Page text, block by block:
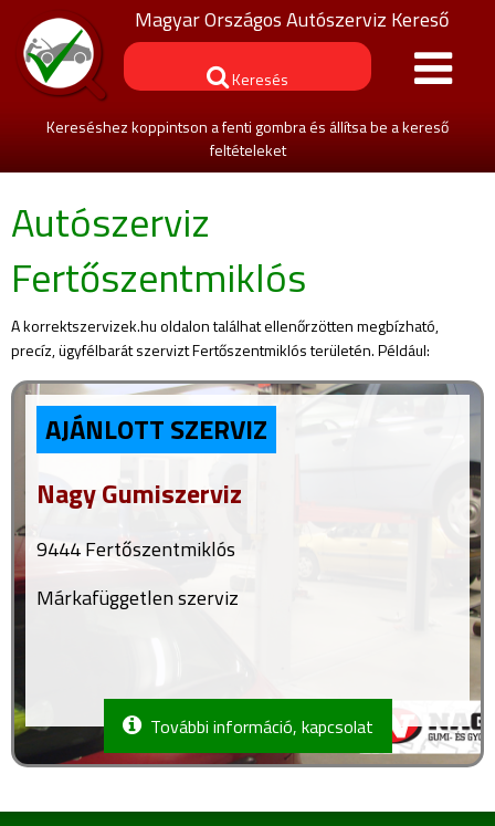
Magyar Országos Autószerviz Kereső
Keresés
Kereséshez koppintson a fenti gombra és állítsa be a kereső
feltételeket
Autószerviz
Fertőszentmiklós
A korrektszervizek.hu oldalon találhat ellenőrzötten megbízható,
precíz, ügyfélbarát szervizt Fertőszentmiklós területén. Például:
AJÁNLOTT SZERVIZ
Nagy Gumiszerviz
9444 Fertőszentmiklós
Márkafüggetlen szerviz
További információ, kapcsolat